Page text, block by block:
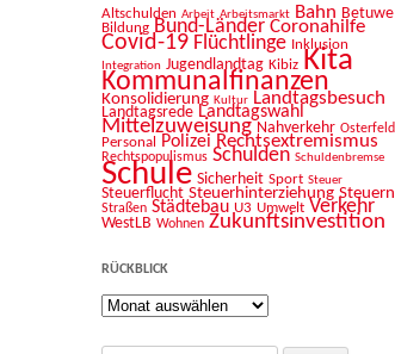
Altschulden Arbeit Arbeitsmarkt Bahn Betuwe
Bildung Bund-Länder Coronahilfe
Covid-19 Flüchtlinge Inklusion
Integration Jugendlandtag Kibiz Kita
Kommunalfinanzen
Konsolidierung Kultur Landtagsbesuch
Landtagsrede Landtagswahl
Mittelzuweisung Nahverkehr Osterfeld
Personal Polizei Rechtsextremismus
Rechtspopulismus Schulden Schuldenbremse
Schule Sicherheit Sport Steuer
Steuerflucht Steuerhinterziehung Steuern
Straßen Städtebau U3 Umwelt Verkehr
WestLB Wohnen Zukunftsinvestition
RÜCKBLICK
Rückblick